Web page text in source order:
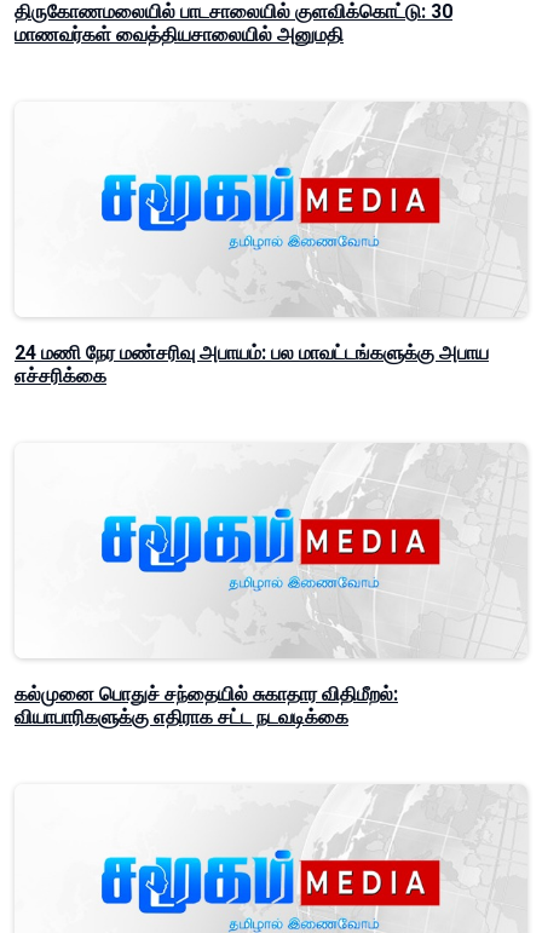
திருகோணமலையில் பாடசாலையில் குளவிக்கொட்டு: 30
மாணவர்கள் வைத்தியசாலையில் அனுமதி
24 மணி நேர மண்சரிவு அபாயம்: பல மாவட்டங்களுக்கு அபாய
எச்சரிக்கை
கல்முனை பொதுச் சந்தையில் சுகாதார விதிமீறல்:
வியாபாரிகளுக்கு எதிராக சட்ட நடவடிக்கை